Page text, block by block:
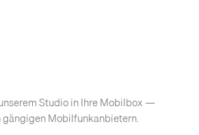
Studio in Ihre Mobilbox —
Mobilfunkanbietern.